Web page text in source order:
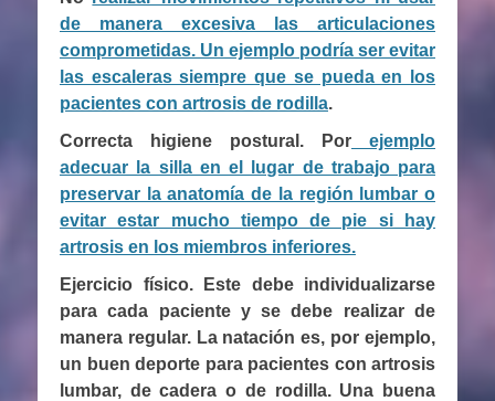
de manera excesiva las articulaciones
comprometidas. Un ejemplo podría ser evitar
las escaleras siempre que se pueda en los
pacientes con artrosis de rodilla.
Correcta higiene postural. Por ejemplo
adecuar la silla en el lugar de trabajo para
preservar la anatomía de la región lumbar o
evitar estar mucho tiempo de pie si hay
artrosis en los miembros inferiores.
Ejercicio físico. Este debe individualizarse
para cada paciente y se debe realizar de
manera regular. La natación es, por ejemplo,
un buen deporte para pacientes con artrosis
lumbar, de cadera o de rodilla. Una buena